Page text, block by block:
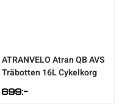
ATRANVELOAtran QB AVS
Träbotten 16L Cykelkorg
699:-